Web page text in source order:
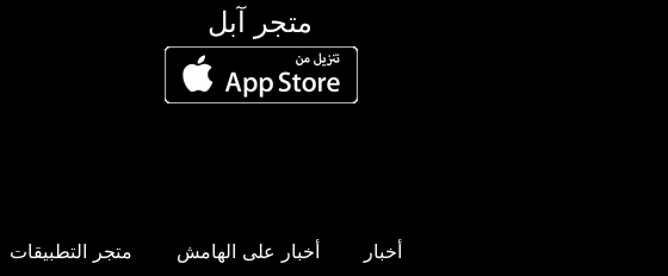
متجر آبل
أخبار أخبار على الهامش متجر التطبيقات